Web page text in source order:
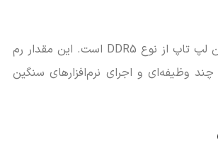
رم 16 گیگابایتی این لپ تاپ از نوع DDR5 است. این مقدار رم
چند وظیفه‌ای و اجرای نرم‌افزارهای سنگین